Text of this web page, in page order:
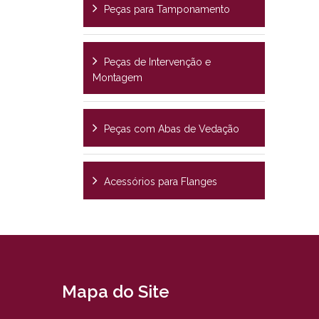
Peças para Tamponamento
Peças de Intervenção e
Montagem
Peças com Abas de Vedação
Acessórios para Flanges
Mapa do Site